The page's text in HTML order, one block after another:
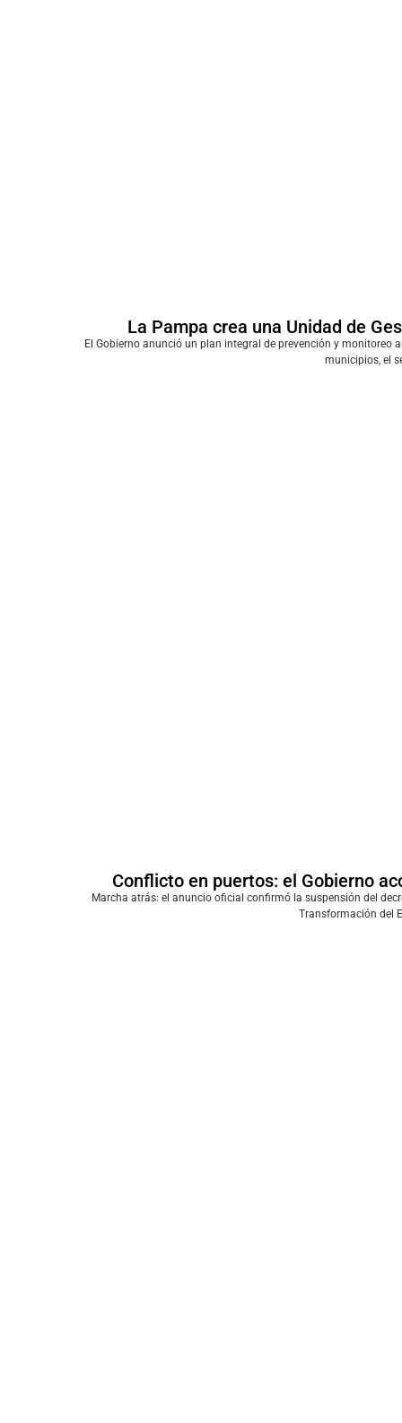
La Pampa crea una Unidad de
El Gobierno anunció un plan integral de prevención y monitoreo
municipios, el
Conflicto en puertos: el Gobierno
Marcha atrás: el anuncio oficial confirmó la suspensión del
Transformación del